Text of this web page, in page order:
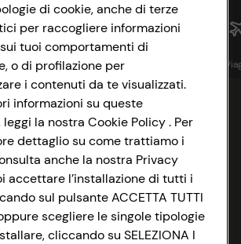
Sapori&
di cookie, anche di terze
per raccogliere informazioni
tuoi comportamenti di
o di profilazione per
i contenuti da te visualizzati.
informazioni su queste
la nostra Cookie Policy . Per
dettaglio su come trattiamo i
anche la nostra Privacy
accettare l’installazione di tutti i
sul pulsante ACCETTA TUTTI
scegliere le singole tipologie
cliccando su SELEZIONA I